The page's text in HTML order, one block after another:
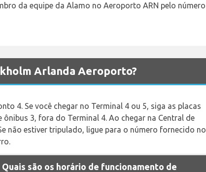
da equipe da Alamo no Aeroporto ARN pelo número
Arlanda Aeroporto?
4. Se você chegar no Terminal 4 ou 5, siga as placas
3, fora do Terminal 4. Ao chegar na Central de
não estiver tripulado, ligue para o número fornecido no
Quais são os horário de funcionamento de